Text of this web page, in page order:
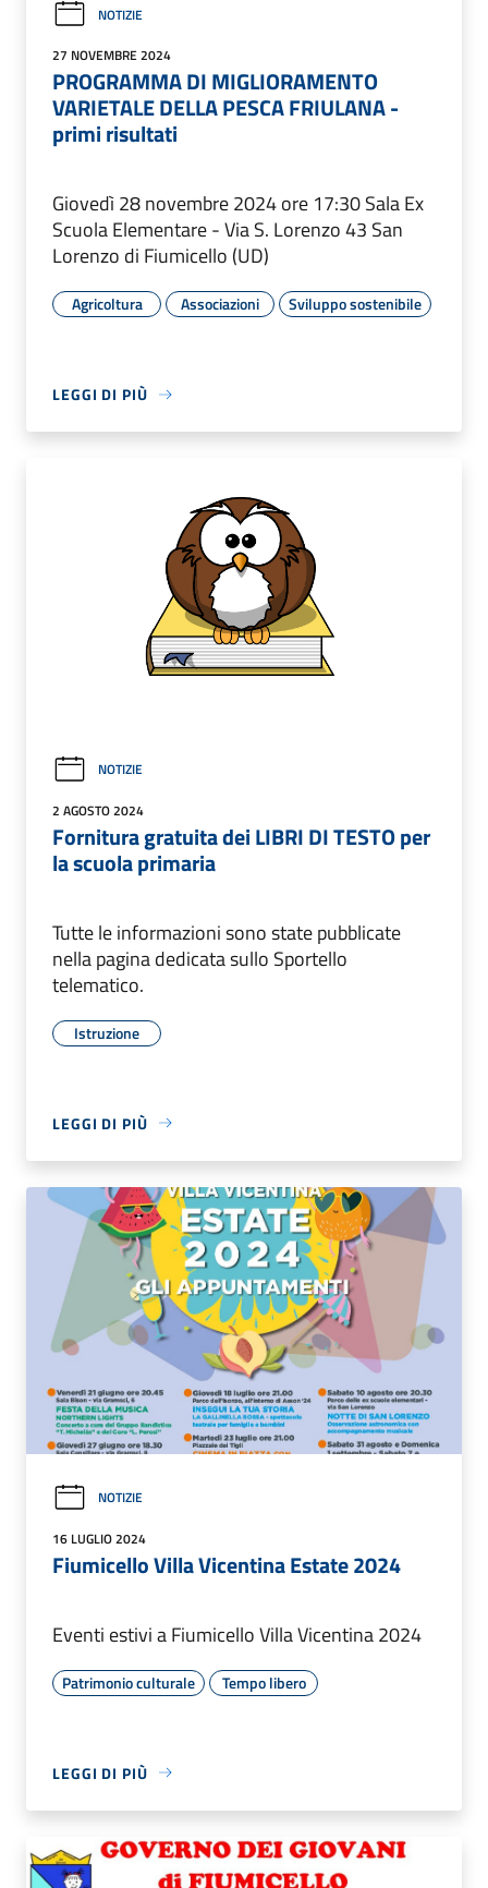
NOTIZIE
27 NOVEMBRE 2024
PROGRAMMA DI MIGLIORAMENTO
VARIETALE DELLA PESCA FRIULANA -
primi risultati
Giovedì 28 novembre 2024 ore 17:30 Sala Ex
Scuola Elementare - Via S. Lorenzo 43 San
Lorenzo di Fiumicello (UD)
Agricoltura Associazioni Sviluppo sostenibile
LEGGI DI PIÙ
NOTIZIE
2 AGOSTO 2024
Fornitura gratuita dei LIBRI DI TESTO per
la scuola primaria
Tutte le informazioni sono state pubblicate
nella pagina dedicata sullo Sportello
telematico.
Istruzione
LEGGI DI PIÙ
NOTIZIE
16 LUGLIO 2024
Fiumicello Villa Vicentina Estate 2024
Eventi estivi a Fiumicello Villa Vicentina 2024
Patrimonio culturale Tempo libero
LEGGI DI PIÙ